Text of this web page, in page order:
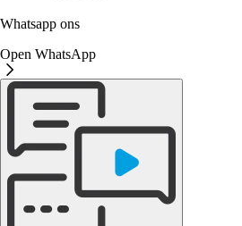
Whatsapp ons
Open WhatsApp